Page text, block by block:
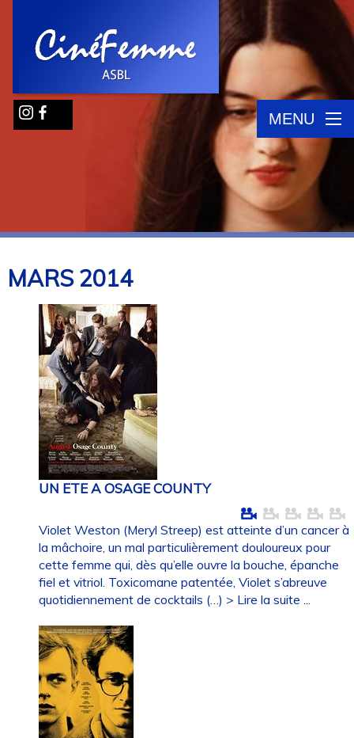
MENU
MARS2014
UN ETE A OSAGE COUNTY
Violet Weston (Meryl Streep) est atteinte d’un cancer à
la mâchoire, un mal particulièrement douloureux pour
cette femme qui, dès qu’elle ouvre la bouche, épanche
fiel et vitriol. Toxicomane patentée, Violet s’abreuve
quotidiennement de cocktails (…) > Lire la suite ...